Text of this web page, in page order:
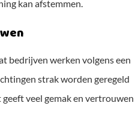
kan afstemmen.
bedrijven werken volgens een
strak worden geregeld
veel gemak en vertrouwen